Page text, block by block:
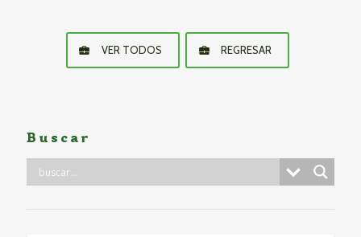
VER TODOS REGRESAR
Buscar